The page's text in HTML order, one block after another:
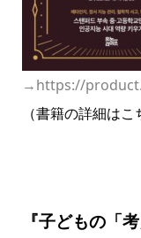
→https://
（書籍の詳細はこ
『子どもの「